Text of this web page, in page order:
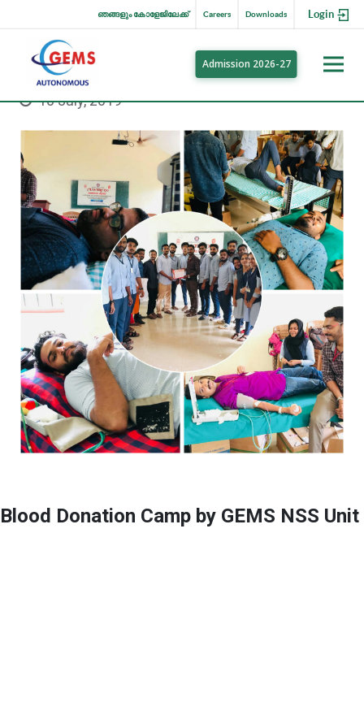
Login
Downloads
Careers
ഞങ്ങളും കോളേജിലേക്ക്
Admission 2026-27
Blood Donation Camp by GEMS NSS Unit
10 July, 2019